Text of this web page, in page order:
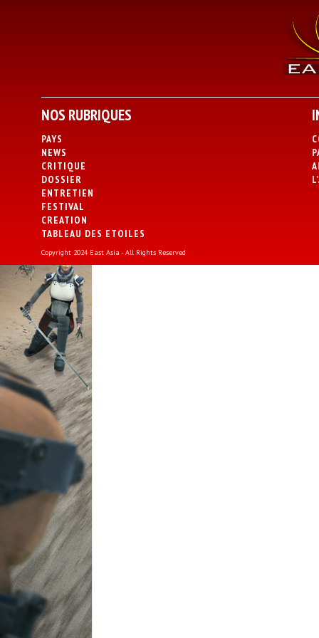
NOS RUBRIQUES
PAYS
NEWS
CRITIQUE
DOSSIER
ENTRETIEN
FESTIVAL
CREATION
TABLEAU DES ETOILES
Copyright 2024 East Asia - All Rights Reserved